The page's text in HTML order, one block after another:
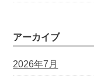
アーカイブ
2026年7月